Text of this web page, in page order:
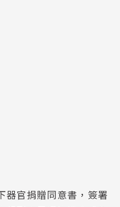
器官捐贈同意書，簽署